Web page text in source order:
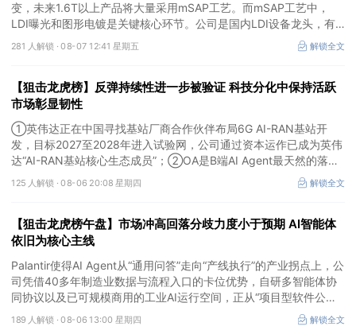
变，未来1.6T以上产品将大量采用mSAP工艺。而mSAP工艺中，
LDI曝光和图形电镀是关键核心环节。公司是国内LDI设备龙头，有
望凭借其解析度更高的LDI技术，成为不可或缺的关键“铲子股”。
281 人解锁 ·08-07 12:41 星期五 解锁全文
【狙击龙虎榜】反弹持续性进一步被验证 科技分化中保持活跃
市场彰显韧性
①英伟达正在中国寻找基站厂商合作伙伴布局6G AI-RAN基站开
发，目标2027至2028年进入试验网，公司通过资本运作已成为英伟
达“AI-RAN基站核心生态成员”；②OA是B端AI Agent最天然的落地
入口，公司凭借数万家企业客户积累的场景厚度正从协同管理软件龙
头进化为企业智能体经济的核心枢纽；③市场重组、股权转让暗线
125 人解锁 ·08-06 20:08 星期四 解锁全文
【狙击龙虎榜午盘】市场冲高回落分歧力度小于预期 AI智能体
依旧为核心主线
Palantir使得AI Agent从“通用问答”走向“产线执行”的产业拐点上，公
司凭借40多年制造业数据与流程入口的卡位优势，自研多智能体协
同协议以及已可规模商用的工业AI运行空间，正从“项目型软件公
司”向“AI原生平台生态型公司”跃迁。
189 人解锁 ·08-06 13:00 星期四 解锁全文